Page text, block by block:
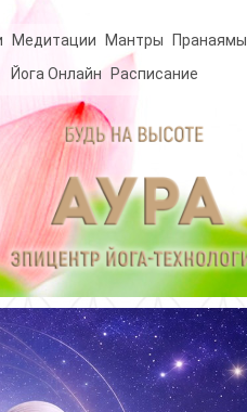
Медитации Мантры Пранаямы
Йога Онлайн Расписание